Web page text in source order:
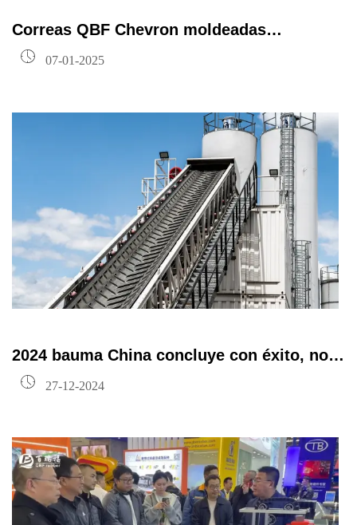
Correas QBF Chevron moldeadas
integralmente
 07-01-2025
2024 bauma China concluye con éxito, nos
vemos en bauma Munich 2025
 27-12-2024